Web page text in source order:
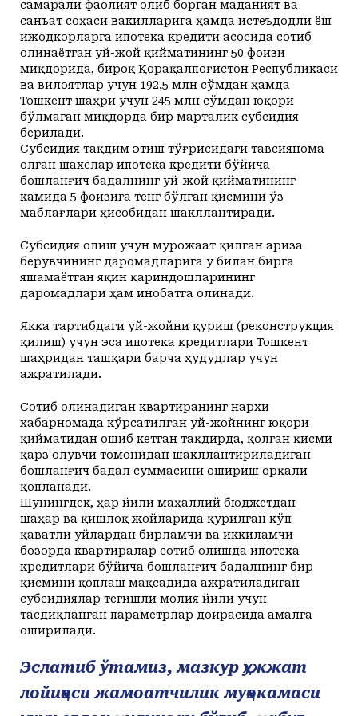
самарали фаолият олиб борган маданият ва
санъат соҳаси вакилларига ҳамда истеъдодли ёш
ижодкорларга ипотека кредити асосида сотиб
олинаётган уй-жой қийматининг 50 фоизи
миқдорида, бироқ Қорақалпоғистон Республикаси
ва вилоятлар учун 192,5 млн сўмдан ҳамда
Тошкент шаҳри учун 245 млн сўмдан юқори
бўлмаган миқдорда бир марталик субсидия
берилади.
Cубсидия тақдим этиш тўғрисидаги тавсиянома
олган шахслар ипотека кредити бўйича
бошланғич бадалнинг уй-жой қийматининг
камида 5 фоизига тенг бўлган қисмини ўз
маблағлари ҳисобидан шакллантиради.
Субсидия олиш учун мурожаат қилган ариза
берувчининг даромадларига у билан бирга
яшамаётган яқин қариндошларининг
даромадлари ҳам инобатга олинади.
Якка тартибдаги уй-жойни қуриш (реконструкция
қилиш) учун эса ипотека кредитлари Тошкент
шаҳридан ташқари барча ҳудудлар учун
ажратилади.
Сотиб олинадиган квартиранинг нархи
хабарномада кўрсатилган уй-жойнинг юқори
қийматидан ошиб кетган тақдирда, қолган қисми
қарз олувчи томонидан шакллантириладиган
бошланғич бадал суммасини ошириш орқали
қопланади.
Шунингдек, ҳар йили маҳаллий бюджетдан
шаҳар ва қишлоқ жойларида қурилган кўп
қаватли уйлардан бирламчи ва иккиламчи
бозорда квартиралар сотиб олишда ипотека
кредитлари бўйича бошланғич бадалнинг бир
қисмини қоплаш мақсадида ажратиладиган
субсидиялар тегишли молия йили учун
тасдиқланган параметрлар доирасида амалга
оширилади.
Эслатиб ўтамиз, мазкур ҳужжат
лойиҳаси жамоатчилик муҳокамаси